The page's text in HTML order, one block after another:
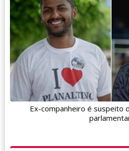
Ex-companheiro é suspeito